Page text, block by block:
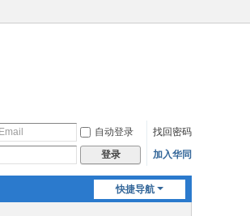
自动登录
找回密码
登录 加入华同
快捷导航